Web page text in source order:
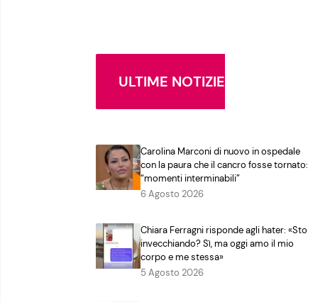
ULTIME NOTIZIE
Carolina Marconi di nuovo in ospedale
con la paura che il cancro fosse tornato:
“momenti interminabili”
6 Agosto 2026
Chiara Ferragni risponde agli hater: «Sto
invecchiando? Sì, ma oggi amo il mio
corpo e me stessa»
5 Agosto 2026